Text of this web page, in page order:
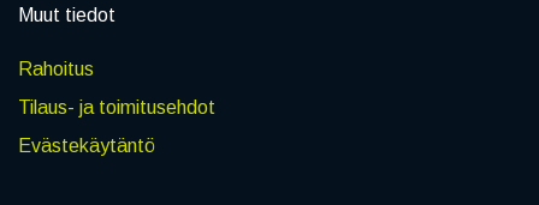
Muut tiedot
Rahoitus
Tilaus- ja toimitusehdot
Evästekäytäntö